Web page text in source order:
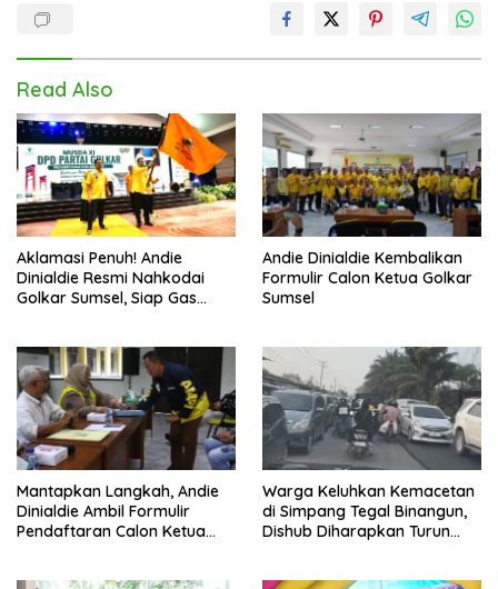
Read Also
Aklamasi Penuh! Andie
Dinialdie Resmi Nahkodai
Golkar Sumsel, Siap Gas
Andie Dinialdie Kembalikan
Formulir Calon Ketua Golkar
Sumsel
Mantapkan Langkah, Andie
Dinialdie Ambil Formulir
Pendaftaran Calon Ketua
Warga Keluhkan Kemacetan
di Simpang Tegal Binangun,
Dishub Diharapkan Turun